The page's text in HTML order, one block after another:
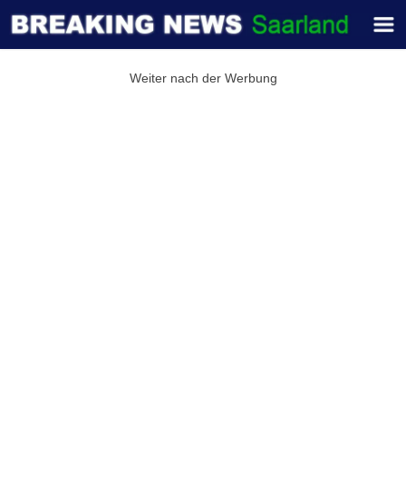
Weiter nach der Werbung